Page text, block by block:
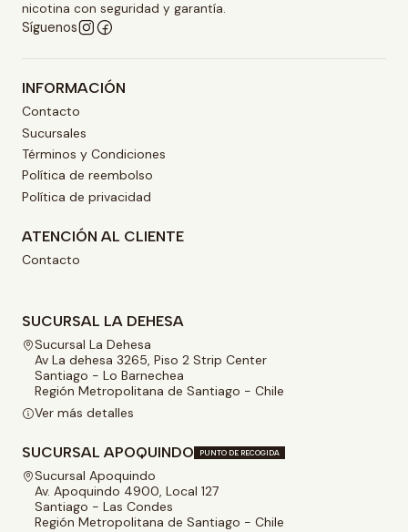
nicotina con seguridad y garantía.
Síguenos
INFORMACIÓN
Contacto
Sucursales
Términos y Condiciones
Política de reembolso
Política de privacidad
ATENCIÓN AL CLIENTE
Contacto
SUCURSAL LA DEHESA
Sucursal La Dehesa
Av La dehesa 3265, Piso 2 Strip Center
Santiago - Lo Barnechea
Región Metropolitana de Santiago - Chile
Ver más detalles
SUCURSAL APOQUINDO PUNTO DE RECOGIDA
Sucursal Apoquindo
Av. Apoquindo 4900, Local 127
Santiago - Las Condes
Región Metropolitana de Santiago - Chile